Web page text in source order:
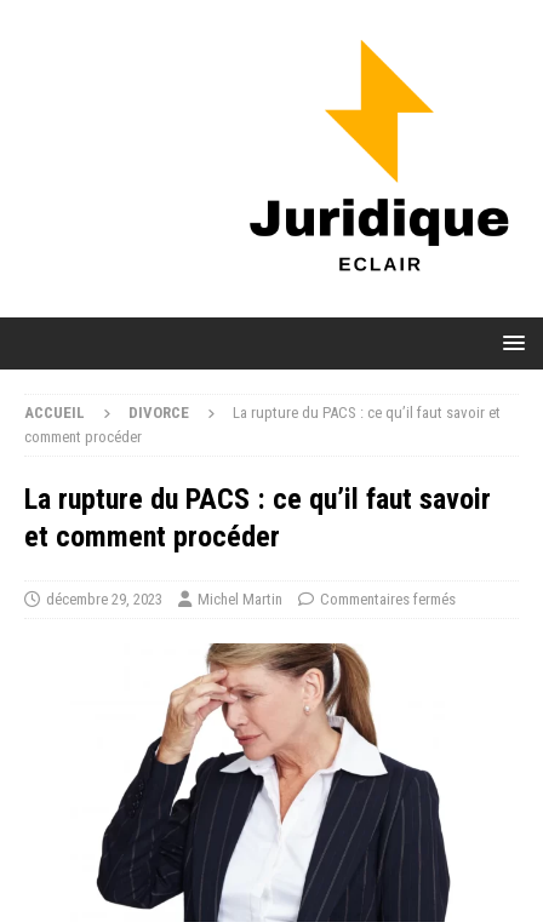
ACCUEIL DIVORCE
La rupture du PACS : ce qu’il faut savoir et
comment procéder
La rupture du PACS : ce qu’il faut savoir
et comment procéder
décembre 29, 2023 Michel Martin Commentaires fermés